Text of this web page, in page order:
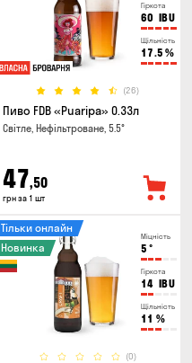
Гіркота
60 IBU
Щільність
17.5 %
(26)
Пиво FDB «Puaripa» 0.33л
Світле, Нефільтроване, 5.5°
47,50
грн за 1 шт
Міцність
5 °
Гіркота
14 IBU
Щільність
11 %
(0)
Тільки онлайн
Новинка